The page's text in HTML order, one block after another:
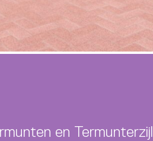
en Termunterzijl